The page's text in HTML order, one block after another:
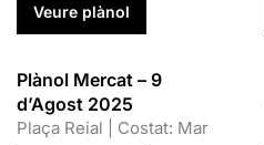
Veure plànol
Plànol Mercat – 9
d’Agost 2025
Plaça Reial | Costat: Mar